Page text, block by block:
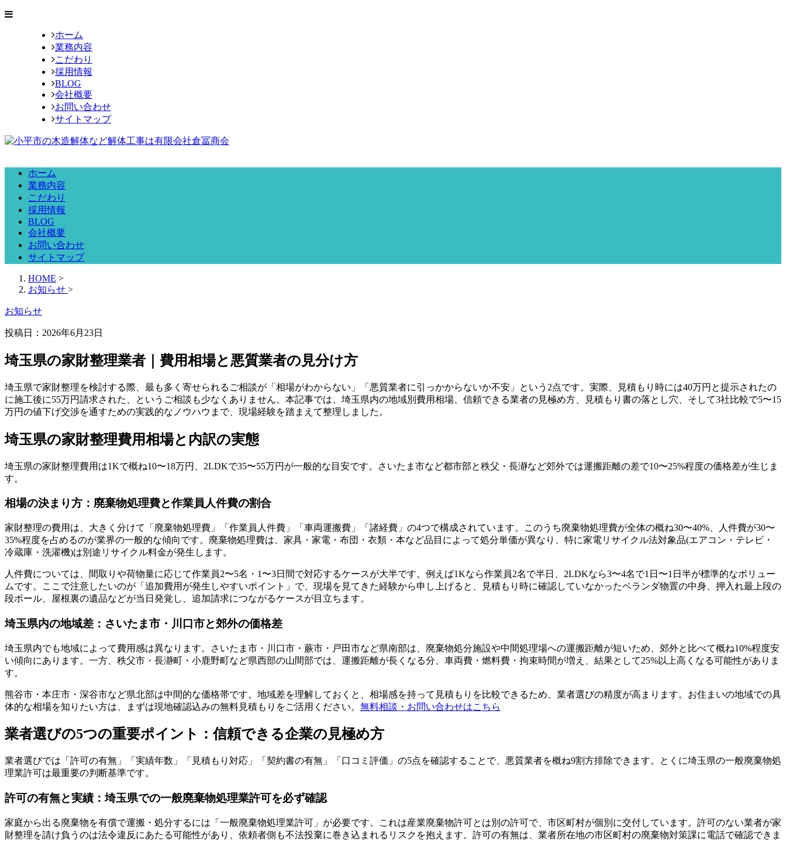
ホーム
業務内容
こだわり
採用情報
BLOG
会社概要
お問い合わせ
サイトマップ
ホーム
業務内容
こだわり
採用情報
BLOG
会社概要
お問い合わせ
サイトマップ
HOME >
お知らせ >
お知らせ
投稿日： 2026年6月23日
埼玉県の家財整理業者｜費用相場と悪質業者の見分け方
埼玉県で家財整理を検討する際、最も多く寄せられるご相談が「相場がわからない」「悪質業者に引っかからないか不安」という2点です。実際、見積もり時には40万円と提示されたの
に施工後に55万円請求された、というご相談も少なくありません。本記事では、埼玉県内の地域別費用相場、信頼できる業者の見極め方、見積もり書の落とし穴、そして3社比較で5〜15
万円の値下げ交渉を通すための実践的なノウハウまで、現場経験を踏まえて整理しました。
埼玉県の家財整理費用相場と内訳の実態
埼玉県の家財整理費用は1Kで概ね10〜18万円、2LDKで35〜55万円が一般的な目安です。さいたま市など都市部と秩父・長瀞など郊外では運搬距離の差で10〜25%程度の価格差が生じま
す。
相場の決まり方：廃棄物処理費と作業員人件費の割合
家財整理の費用は、大きく分けて「廃棄物処理費」「作業員人件費」「車両運搬費」「諸経費」の4つで構成されています。このうち廃棄物処理費が全体の概ね30〜40%、人件費が30〜
35%程度を占めるのが業界の一般的な傾向です。廃棄物処理費は、家具・家電・布団・衣類・本など品目によって処分単価が異なり、特に家電リサイクル法対象品(エアコン・テレビ・
冷蔵庫・洗濯機)は別途リサイクル料金が発生します。
人件費については、間取りや荷物量に応じて作業員2〜5名・1〜3日間で対応するケースが大半です。例えば1Kなら作業員2名で半日、2LDKなら3〜4名で1日〜1日半が標準的なボリュー
ムです。ここで注意したいのが「追加費用が発生しやすいポイント」で、現場を見てきた経験から申し上げると、見積もり時に確認していなかったベランダ物置の中身、押入れ最上段の
段ボール、屋根裏の遺品などが当日発覚し、追加請求につながるケースが目立ちます。
埼玉県内の地域差：さいたま市・川口市と郊外の価格差
埼玉県内でも地域によって費用感は異なります。さいたま市・川口市・蕨市・戸田市など県南部は、廃棄物処分施設や中間処理場への運搬距離が短いため、郊外と比べて概ね10%程度安
い傾向にあります。一方、秩父市・長瀞町・小鹿野町など県西部の山間部では、運搬距離が長くなる分、車両費・燃料費・拘束時間が増え、結果として25%以上高くなる可能性がありま
す。
熊谷市・本庄市・深谷市など県北部は中間的な価格帯です。地域差を理解しておくと、相場感を持って見積もりを比較できるため、業者選びの精度が高まります。お住まいの地域での具
体的な相場を知りたい方は、まずは現地確認込みの無料見積もりをご活用ください。 無料相談・お問い合わせはこちら
業者選びの5つの重要ポイント：信頼できる企業の見極め方
業者選びでは「許可の有無」「実績年数」「見積もり対応」「契約書の有無」「口コミ評価」の5点を確認することで、悪質業者を概ね9割方排除できます。とくに埼玉県の一般廃棄物処
理業許可は最重要の判断基準です。
許可の有無と実績：埼玉県での一般廃棄物処理業許可を必ず確認
家庭から出る廃棄物を有償で運搬・処分するには「一般廃棄物処理業許可」が必要です。これは産業廃棄物許可とは別の許可で、市区町村が個別に交付しています。許可のない業者が家
財整理を請け負うのは法令違反にあたる可能性があり、依頼者側も不法投棄に巻き込まれるリスクを抱えます。許可の有無は、業者所在地の市区町村の廃棄物対策課に電話で確認できま